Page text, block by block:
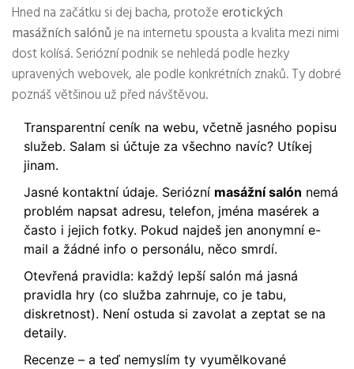
Hned na začátku si dej bacha, protožeerotických
masážních salónůje na internetu spousta a kvalita mezi nimi
dost kolísá. Seriózní podnik se nehledá podle hezky
upravených webovek, ale podle konkrétních znaků. Ty dobré
poznáš většinou už před návštěvou.
Transparentní ceník na webu, včetně jasného popisu
služeb. Salam si účtuje za všechno navíc? Utíkej
jinam.
Jasné kontaktní údaje. Seriózní masážní salón nemá
problém napsat adresu, telefon, jména masérek a
často i jejich fotky. Pokud najdeš jen anonymní e-
mail a žádné info o personálu, něco smrdí.
Otevřená pravidla: každý lepší salón má jasná
pravidla hry (co služba zahrnuje, co je tabu,
diskretnost). Není ostuda si zavolat a zeptat se na
detaily.
Recenze – a teď nemyslím ty vyumělkované